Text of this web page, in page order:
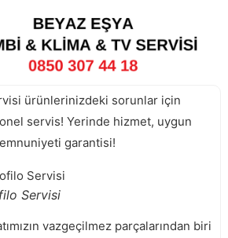
ürünlerinizdeki sorunlar için
servis! Yerinde hizmet, uygun
garantisi!
Servisi
vazgeçilmez parçalarından biri